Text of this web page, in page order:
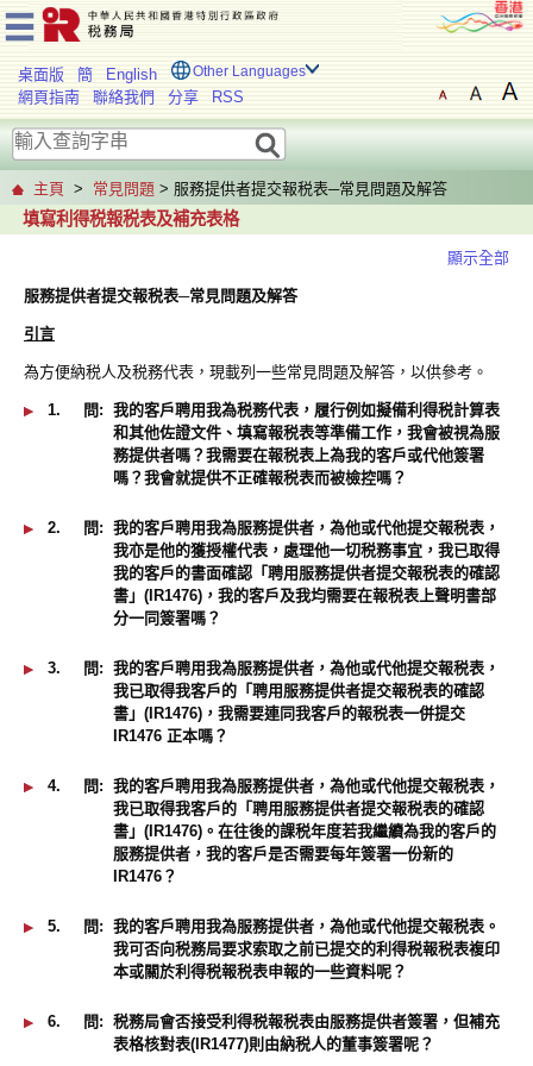
桌面版 簡 English Other Languages
網頁指南 聯絡我們 分享 RSS
主頁 > 常見問題 > 服務提供者提交報税表─常見問題及解答
填寫利得税報税表及補充表格
顯示全部
服務提供者提交報税表─常見問題及解答
引言
為方便納税人及税務代表，現載列一些常見問題及解答，以供參考。
1. 問: 我的客戶聘用我為税務代表，履行例如擬備利得税計算表
和其他佐證文件、填寫報税表等準備工作，我會被視為服
務提供者嗎？我需要在報税表上為我的客戶或代他簽署
嗎？我會就提供不正確報税表而被檢控嗎？
2. 問: 我的客戶聘用我為服務提供者，為他或代他提交報税表，
我亦是他的獲授權代表，處理他一切税務事宜，我已取得
我的客戶的書面確認「聘用服務提供者提交報税表的確認
書」(IR1476)，我的客戶及我均需要在報税表上聲明書部
分一同簽署嗎？
3. 問: 我的客戶聘用我為服務提供者，為他或代他提交報税表，
我已取得我客戶的「聘用服務提供者提交報税表的確認
書」(IR1476)，我需要連同我客戶的報税表一併提交
IR1476 正本嗎？
4. 問: 我的客戶聘用我為服務提供者，為他或代他提交報税表，
我已取得我客戶的「聘用服務提供者提交報税表的確認
書」(IR1476)。在往後的課税年度若我繼續為我的客戶的
服務提供者，我的客戶是否需要每年簽署一份新的
IR1476？
5. 問: 我的客戶聘用我為服務提供者，為他或代他提交報税表。
我可否向税務局要求索取之前已提交的利得税報税表複印
本或關於利得税報税表申報的一些資料呢？
6. 問: 税務局會否接受利得税報税表由服務提供者簽署，但補充
表格核對表(IR1477)則由納税人的董事簽署呢？